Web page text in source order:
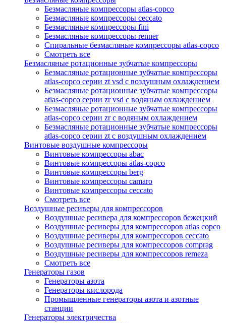
Безмасляные компрессоры atlas-copco
Безмасляные компрессоры ceccato
Безмасляные компрессоры fini
Безмасляные компрессоры renner
Спиральные безмасляные компрессоры atlas-copco
Смотреть все
Безмасляные ротационные зубчатые компрессоры
Безмасляные ротационные зубчатые компрессоры
atlas-copco серии zt vsd с воздушным охлаждением
Безмасляные ротационные зубчатые компрессоры
atlas-copco серии zr vsd с водяным охлаждением
Безмасляные ротационные зубчатые компрессоры
atlas-copco серии zr с водяным охлаждением
Безмасляные ротационные зубчатые компрессоры
atlas-copco серии zt с воздушным охлаждением
Винтовые воздушные компрессоры
Винтовые компрессоры abac
Винтовые компрессоры atlas-copco
Винтовые компрессоры berg
Винтовые компрессоры camaro
Винтовые компрессоры ceccato
Смотреть все
Воздушные ресиверы для компрессоров
Воздушные ресивера для компрессоров бежецкий
Воздушные ресиверы для компрессоров atlas copco
Воздушные ресиверы для компрессоров ceccato
Воздушные ресиверы для компрессоров comprag
Воздушные ресиверы для компрессоров remeza
Смотреть все
Генераторы газов
Генераторы азота
Генераторы кислорода
Промышленные генераторы азота и азотные
станции
Генераторы электричества